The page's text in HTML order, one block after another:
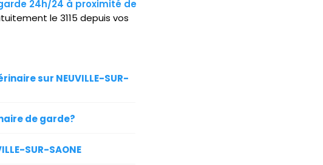
24h/24 à proximité de
le 3115 depuis vos
sur NEUVILLE-SUR-
de garde?
SUR-SAONE